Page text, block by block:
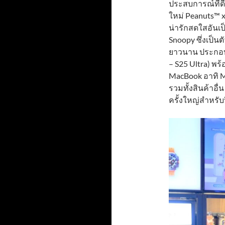
ประสบการณ์ที่ดี
ใหม่ Peanuts™
น่ารักสดใสอันเ
Snoopy ซึ่งเป็
ยาวนาน ประก
– S25 Ultra) พ
MacBook อาทิ
รวมทั้งสินค้าอื่น
ครั้งใหญ่สำหรั